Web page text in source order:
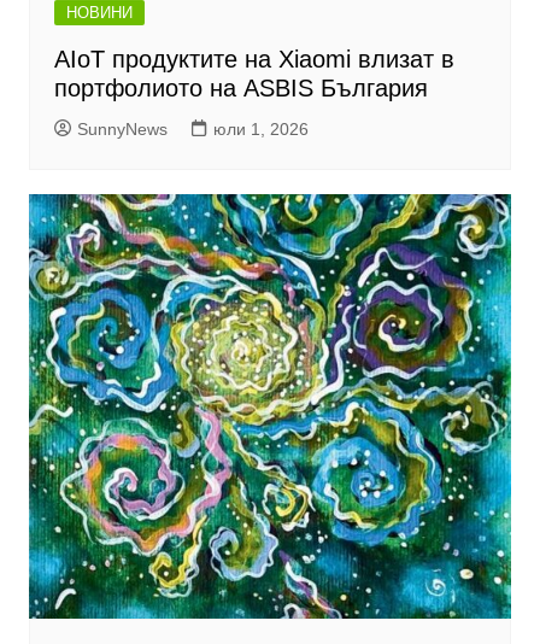
НОВИНИ
AIoT продуктите на Xiaomi влизат в
портфолиото на ASBIS България
SunnyNews юли 1, 2026